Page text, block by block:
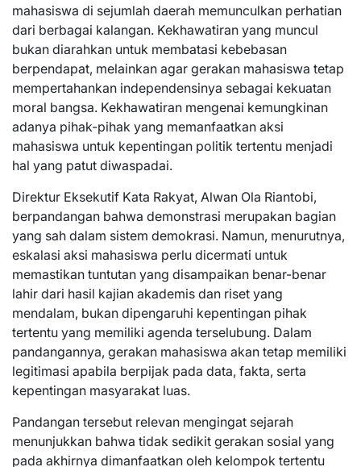
mahasiswa di sejumlah daerah memunculkan perhatian
dari berbagai kalangan. Kekhawatiran yang muncul
bukan diarahkan untuk membatasi kebebasan
berpendapat, melainkan agar gerakan mahasiswa tetap
mempertahankan independensinya sebagai kekuatan
moral bangsa. Kekhawatiran mengenai kemungkinan
adanya pihak-pihak yang memanfaatkan aksi
mahasiswa untuk kepentingan politik tertentu menjadi
hal yang patut diwaspadai.
Direktur Eksekutif Kata Rakyat, Alwan Ola Riantobi,
berpandangan bahwa demonstrasi merupakan bagian
yang sah dalam sistem demokrasi. Namun, menurutnya,
eskalasi aksi mahasiswa perlu dicermati untuk
memastikan tuntutan yang disampaikan benar-benar
lahir dari hasil kajian akademis dan riset yang
mendalam, bukan dipengaruhi kepentingan pihak
tertentu yang memiliki agenda terselubung. Dalam
pandangannya, gerakan mahasiswa akan tetap memiliki
legitimasi apabila berpijak pada data, fakta, serta
kepentingan masyarakat luas.
Pandangan tersebut relevan mengingat sejarah
menunjukkan bahwa tidak sedikit gerakan sosial yang
pada akhirnya dimanfaatkan oleh kelompok tertentu